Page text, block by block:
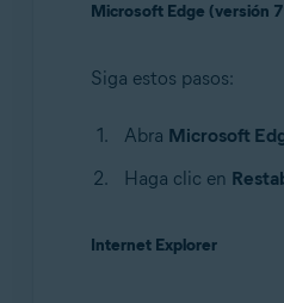
Microsoft Edge (versión
Siga estos pasos:
Abra Microsoft
Haga clic en
Internet Explorer